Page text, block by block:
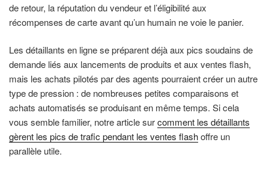
de retour, la réputation du vendeur et l’éligibilité aux
récompenses de carte avant qu’un humain ne voie le panier.
Les détaillants en ligne se préparent déjà aux pics soudains de
demande liés aux lancements de produits et aux ventes flash,
mais les achats pilotés par des agents pourraient créer un autre
type de pression : de nombreuses petites comparaisons et
achats automatisés se produisant en même temps. Si cela
vous semble familier, notre article surcomment les détaillants
gèrent les pics de trafic pendant les ventes flashoffre un
parallèle utile.